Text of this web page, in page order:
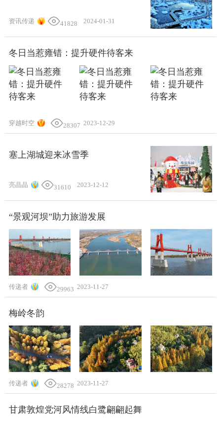
资讯传递 41828 2024-01-31
冬日当惹雍错：提升硬件待客来
穿越时空 28307 2023-12-29
塞上湖城迎来冰雪季
亮晶晶 31610 2023-12-12
“景观河坝”助力旅游发展
传递者 29963 2023-11-27
梅岭冬韵
传递者 28278 2023-11-27
甘肃敦煌党河风情线白鹭翩翩起舞